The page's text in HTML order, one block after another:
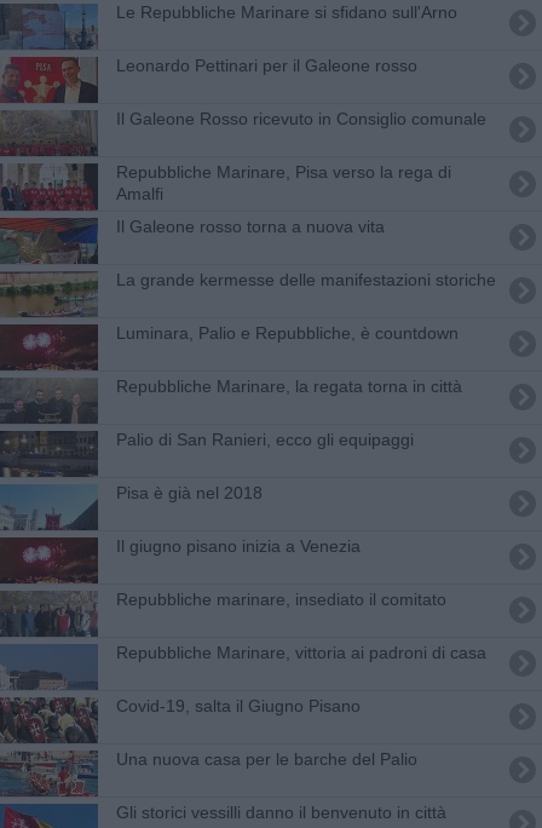
Le Repubbliche Marinare si sfidano sull'Arno
Leonardo Pettinari per il Galeone rosso
Il Galeone Rosso ricevuto in Consiglio comunale
Repubbliche Marinare, Pisa verso la rega di
Amalfi
Il Galeone rosso torna a nuova vita
La grande kermesse delle manifestazioni storiche
Luminara, Palio e Repubbliche, è countdown
Repubbliche Marinare, la regata torna in città
​Palio di San Ranieri, ecco gli equipaggi
Pisa è già nel 2018
Il giugno pisano inizia a Venezia
Repubbliche marinare, insediato il comitato
Repubbliche Marinare, vittoria ai padroni di casa
Covid-19, salta il Giugno Pisano
Una nuova casa per le barche del Palio
Gli storici vessilli danno il benvenuto in città